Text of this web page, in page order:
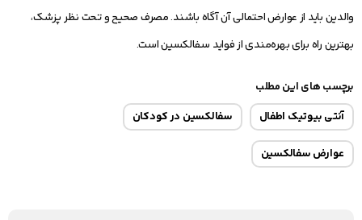
والدین باید از عوارض احتمالی آن آگاه باشند. مصرف صحیح و تحت نظر پزشک،
بهترین راه برای بهره‌مندی از فواید سفالکسین است.
برچسب های این مطلب
آنتی بیوتیک اطفال
سفالکسین در کودکان
عوارض سفالکسین